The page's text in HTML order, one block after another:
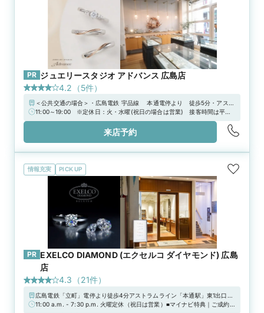
PR ジュエリースタジオ アドバンス 広島店
4.2 （5件）
＜公共交通の場合＞・広島電鉄 宇品線 本通電停より 徒歩5分・アスト
ラムライン「本通駅」東1出口より 徒歩７分 ＜お車の場合＞・山陽自動
車道 府中料金所より 車で約18分・山陽自動車道 廿日市インターより
車で約25分・広島高速4号線 中広出入口より 車で約10分
11:00～19:00 ※定休日：火・水曜(祝日の場合は営業) 接客時間は平均
で約1時間30分ほどです。ご予定に合わせて短めのご案内も可能ですの
で、お気軽にお知らせください！★ご予約&ご来店で『Amazon電子マ
ネー3,000円分』プレゼント！【マイナビウェディング限定キャンペー
日については公式HPをご確認ください。
来店予約
情報充実 PICK UP
PR EXELCO DIAMOND (エクセルコ ダイヤモンド) 広島
店
4.3 （21件）
広島電鉄「立町」電停より徒歩4分アストラムライン「本通駅」東1出口よ
り徒歩5分【駐車場】「西新天地駐車場」「グランドパーキング21」「ヒ
11:00 a.m. - 7:30 p.m. 火曜定休（祝日は営業）■マイナビ特典｜ご成約で